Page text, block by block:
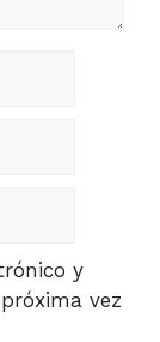
y
vez